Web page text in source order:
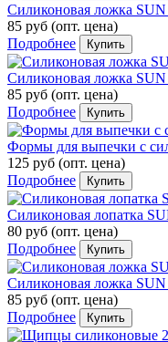
Силиконовая ложка
85 руб (опт. цена)
Подробнее
Купить
Силиконовая ложка
85 руб (опт. цена)
Подробнее
Купить
Формы для выпечки с
125 руб (опт. цена)
Подробнее
Купить
Силиконовая лопатка
80 руб (опт. цена)
Подробнее
Купить
Силиконовая ложка
85 руб (опт. цена)
Подробнее
Купить